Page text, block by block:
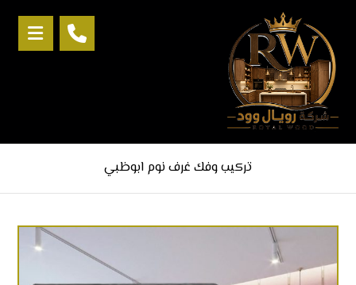
تركيب وفك غرف نوم ابوظبي